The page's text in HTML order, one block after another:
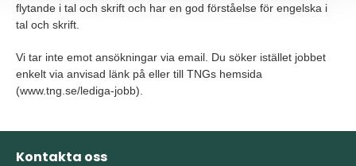
flytande i tal och skrift och har en god förståelse för engelska i
tal och skrift.
Vi tar inte emot ansökningar via email. Du söker istället jobbet
enkelt via anvisad länk på eller till TNGs hemsida
(www.tng.se/lediga-jobb).
Kontakta oss